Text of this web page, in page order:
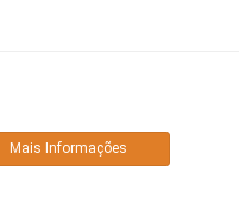
Mais Informações